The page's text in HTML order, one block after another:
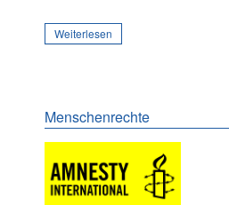
Weiterlesen
Menschenrechte